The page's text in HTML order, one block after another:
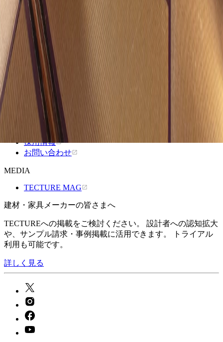
SEARCH
建築をさがす
建材をさがす
家具をさがす
COMPANY
TECTUREとは？
よくあるご質問
メーカーの方へ
利用規約
プライバシーポリシー
運営会社
採用情報
お問い合わせ
MEDIA
TECTURE MAG
建材・家具メーカーの皆さまへ
TECTUREへの掲載をご検討ください。 設計者への認知拡大
や、サンプル請求・事例掲載に活用できます。 トライアル
利用も可能です。
詳しく見る